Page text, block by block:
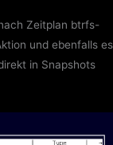
Zeitplan btrfs-
und ebenfalls es
in Snapshots